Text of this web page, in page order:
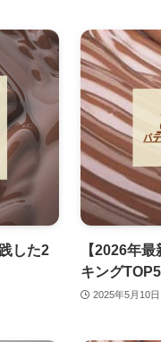
した2
【2026年
キング
2025年5月10日